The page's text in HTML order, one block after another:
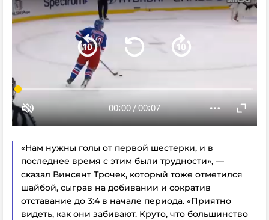
«Нам нужны голы от первой шестерки, и в
последнее время с этим были трудности», —
сказал Винсент Трочек, который тоже отметился
шайбой, сыграв на добивании и сократив
отставание до 3:4 в начале периода. «Приятно
видеть, как они забивают. Круто, что большинство